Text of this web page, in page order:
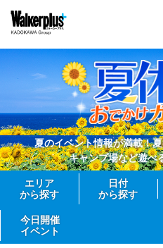
夏のイベント情報が満載！
キャンプ場など遊べ
エリア
から探す
日付
から探す
今日開催
イベント